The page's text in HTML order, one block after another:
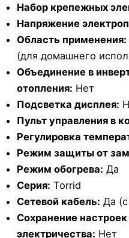
Набор крепежных
Напряжение
Область применения:
(для домашнего
Объединение в
отопления: Нет
Подсветка дисплея:
Пульт управления в
Регулировка
Режим защиты от
Режим обогрева: Да
Серия: Torrid
Сетевой кабель: Да
Сохранение
электричества: Нет